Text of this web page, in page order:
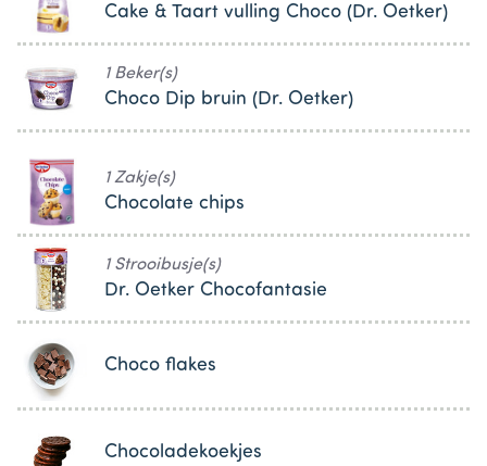
Cake & Taart vulling Choco (Dr. Oetker)
1 Beker(s)
Choco Dip bruin (Dr. Oetker)
1 Zakje(s)
Chocolate chips
1 Strooibusje(s)
Dr. Oetker Chocofantasie
Choco flakes
Chocoladekoekjes